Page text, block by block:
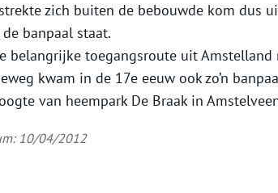
zich buiten de bebouwde kom dus
banpaal staat.
belangrijke toegangsroute uit Amstelland
kwam in de 17e eeuw ook zo’n
van heempark De Braak in
10/04/2012